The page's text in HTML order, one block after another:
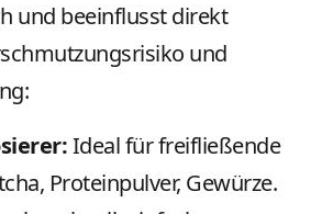
und beeinflusst direkt
und
Ideal für freifließende
Proteinpulver, Gewürze.